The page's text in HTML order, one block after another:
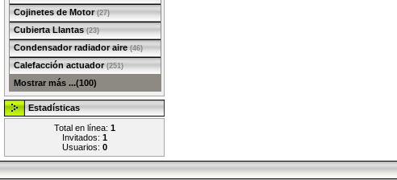
Cojinetes de Motor (27)
Cubierta Llantas (23)
Condensador radiador aire (46)
Calefacción actuador (251)
Mostrar más ...(100)
Estadísticas
Total en línea: 1
Invitados: 1
Usuarios: 0